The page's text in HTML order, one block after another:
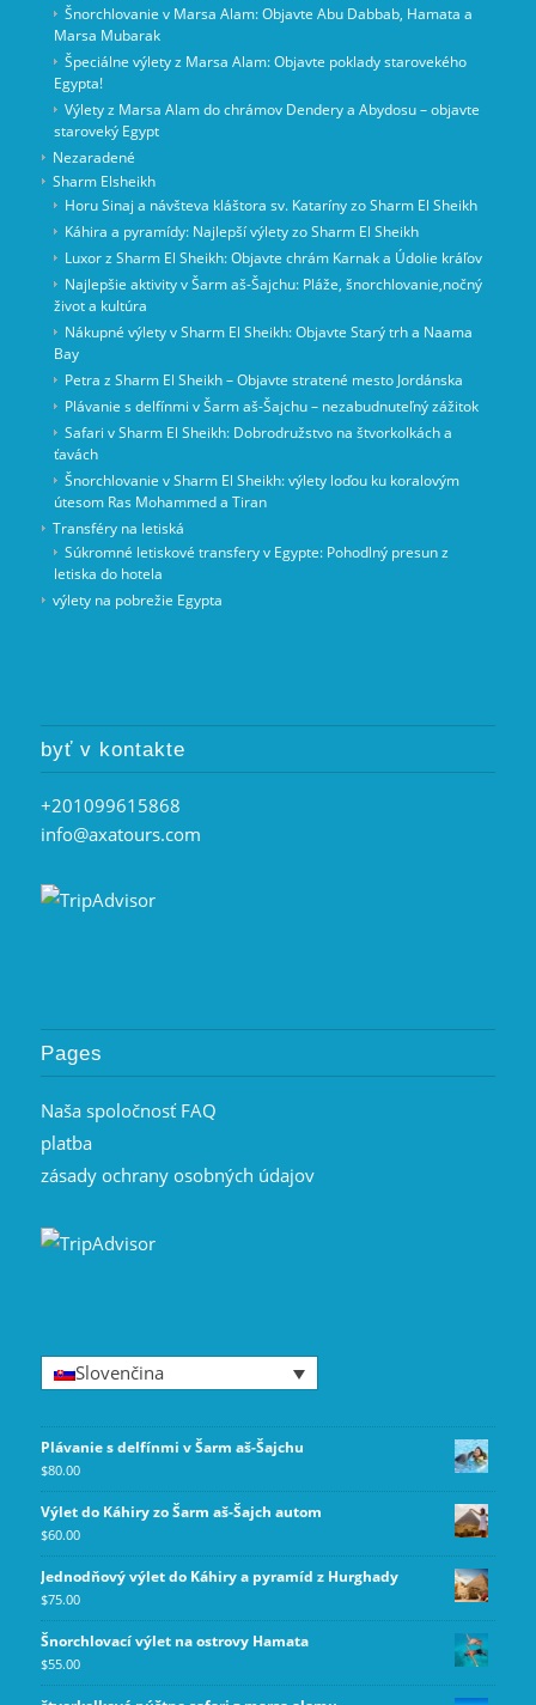
Šnorchlovanie v Marsa Alam: Objavte Abu Dabbab, Hamata a
Marsa Mubarak
Špeciálne výlety z Marsa Alam: Objavte poklady starovekého
Egypta!
Výlety z Marsa Alam do chrámov Dendery a Abydosu – objavte
staroveký Egypt
Nezaradené
Sharm Elsheikh
Horu Sinaj a návšteva kláštora sv. Kataríny zo Sharm El Sheikh
Káhira a pyramídy: Najlepší výlety zo Sharm El Sheikh
Luxor z Sharm El Sheikh: Objavte chrám Karnak a Údolie kráľov
Najlepšie aktivity v Šarm aš-Šajchu: Pláže, šnorchlovanie,nočný
život a kultúra
Nákupné výlety v Sharm El Sheikh: Objavte Starý trh a Naama
Bay
Petra z Sharm El Sheikh – Objavte stratené mesto Jordánska
Plávanie s delfínmi v Šarm aš-Šajchu – nezabudnuteľný zážitok
Safari v Sharm El Sheikh: Dobrodružstvo na štvorkolkách a
ťavách
Šnorchlovanie v Sharm El Sheikh: výlety loďou ku koralovým
útesom Ras Mohammed a Tiran
Transféry na letiská
Súkromné letiskové transfery v Egypte: Pohodlný presun z
letiska do hotela
výlety na pobrežie Egypta
byť v kontakte
+201099615868
info@axatours.com
Pages
Naša spoločnosť FAQ
platba
zásady ochrany osobných údajov
Slovenčina
Plávanie s delfínmi v Šarm aš-Šajchu
$80.00
Výlet do Káhiry zo Šarm aš-Šajch autom
$60.00
Jednodňový výlet do Káhiry a pyramíd z Hurghady
$75.00
Šnorchlovací výlet na ostrovy Hamata
$55.00